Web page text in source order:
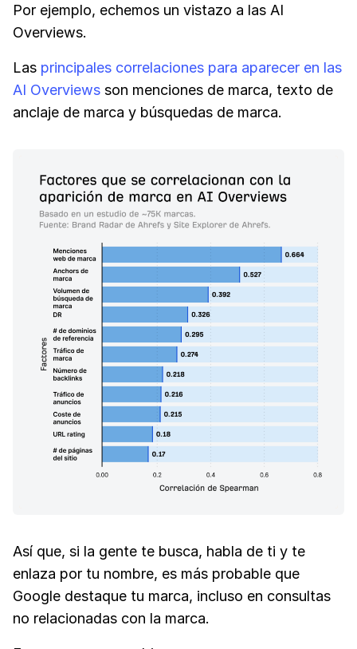
Por ejemplo, echemos un vistazo a las AI
Overviews.
Las principales correlaciones para aparecer en las
AI Overviews son menciones de marca, texto de
anclaje de marca y búsquedas de marca.
Así que, si la gente te busca, habla de ti y te
enlaza por tu nombre, es más probable que
Google destaque tu marca, incluso en consultas
no relacionadas con la marca.